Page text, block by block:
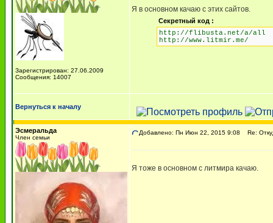
Зарегистрирован: 27.06.2009
Сообщения: 14007
Я в основном качаю с этих сайтов.
Секретный код :
http://flibusta.net/a/all
http://www.litmir.me/
Вернуться к началу
Эсмеральда
Член семьи
Добавлено: Пн Июн 22, 2015 9:08 Re:
Я тоже в основном с литмира качаю.